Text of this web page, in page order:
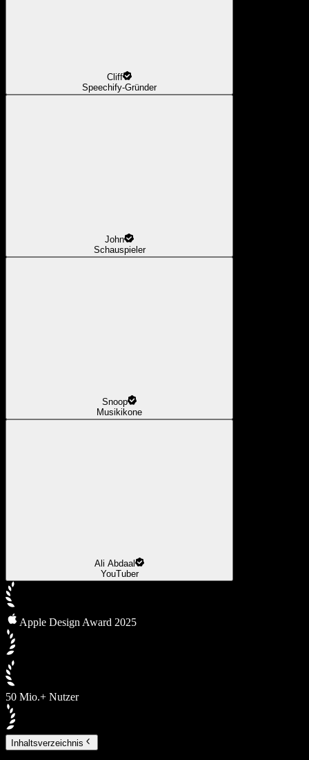
Cliff
Speechify-Gründer
John
Schauspieler
Snoop
Musikikone
Ali Abdaal
YouTuber
Apple Design Award 2025
50 Mio.+ Nutzer
Inhaltsverzeichnis